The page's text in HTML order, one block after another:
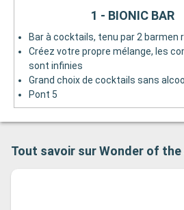
Bar à cocktails, tenu par 2 barmen
Créez votre propre mélange, les
sont infinies
Grand choix de cocktails sans alcool
Pont 5
1 - BIONIC BAR
Tout savoir sur Wonder of the